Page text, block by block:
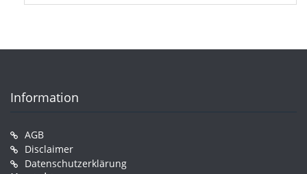
Information
AGB
Disclaimer
Datenschutzerklärung